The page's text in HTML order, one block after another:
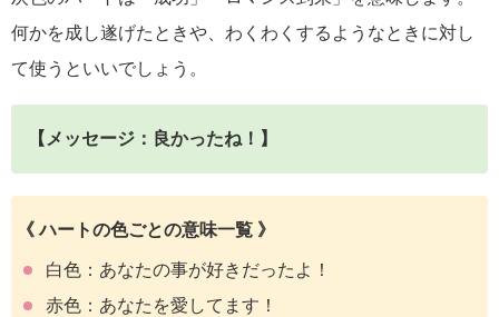
何かを成し遂げたときや、わくわくするようなときに対し
て使うといいでしょう。
【メッセージ：良かったね！】
《 ハートの色ごとの意味一覧 》
白色：あなたの事が好きだったよ！
赤色：あなたを愛してます！